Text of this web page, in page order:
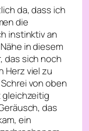
da, dass ich
die
instinktiv an
in diesem
das sich noch
Herz viel zu
von oben
gleichzeitig
das
ein